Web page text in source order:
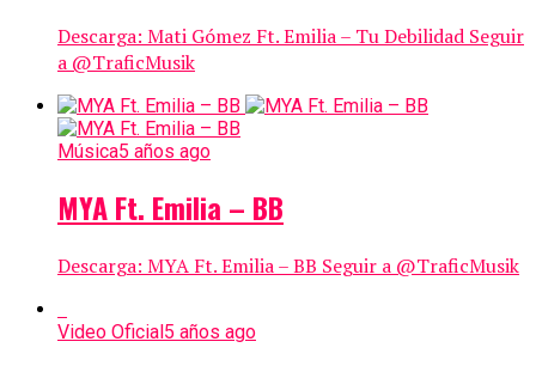
Descarga: Mati Gómez Ft. Emilia – Tu Debilidad Seguir
a @TraficMusik
Música5 años ago
MYA Ft. Emilia – BB
Descarga: MYA Ft. Emilia – BB Seguir a @TraficMusik
Video Oficial 5 años ago